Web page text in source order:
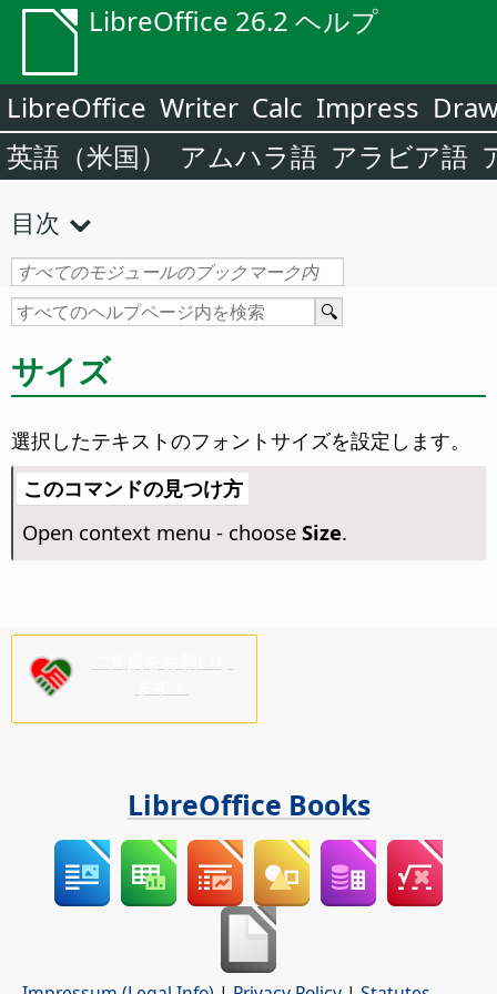
LibreOffice 26.2 ヘルプ
LibreOffice Writer Calc Impress
英語（米国）
アムハラ語 アラビア語
目次
サイズ
選択したテキストのフォントサイズを設定します。
このコマンドの見つけ方
Open context menu - choose Size.
LibreOffice Books